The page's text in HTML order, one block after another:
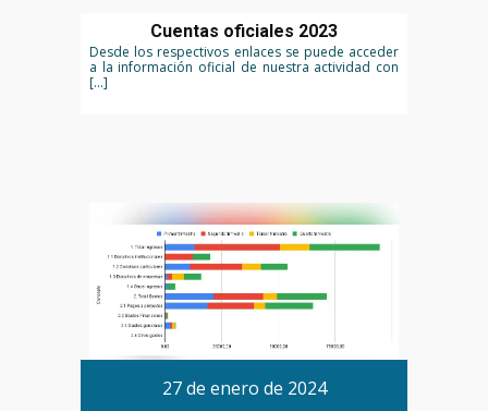
Cuentas oficiales 2023
Desde los respectivos enlaces se puede acceder
a la información oficial de nuestra actividad con
[…]
27 de enero de 2024